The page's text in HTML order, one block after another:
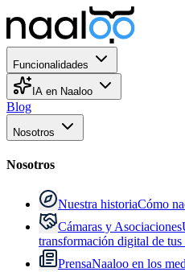
Funcionalidades
IA en Naaloo
Blog
Nosotros
Nosotros
Nuestra historiaCómo
Cámaras y Asociaciones
transformación digital de tus
PrensaNaaloo en los